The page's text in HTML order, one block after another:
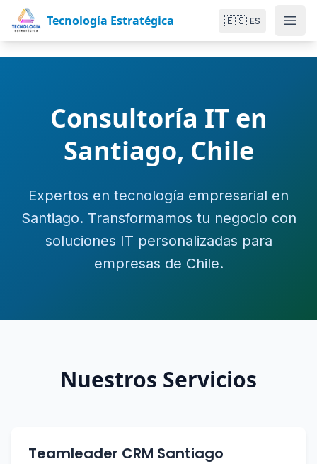
Tecnología Estratégica 🇪🇸 ES
Consultoría IT en
Santiago, Chile
Expertos en tecnología empresarial en
Santiago. Transformamos tu negocio con
soluciones IT personalizadas para
empresas de Chile.
Nuestros Servicios
Teamleader CRM Santiago